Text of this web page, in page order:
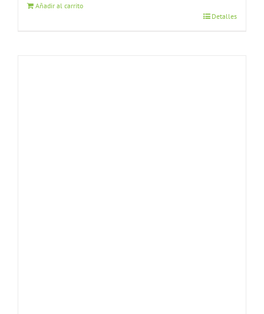
Añadir al carrito
Detalles